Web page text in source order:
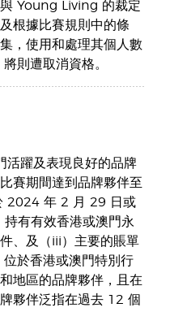
Young Living 的裁定
根據比賽規則中的條
，使用和處理其個人數
則遭取消資格。
躍及表現良好的品牌
賽期間達到品牌夥伴至
2024 年 2 月 29 日或
有有效香港或澳門永
、及（iii）主要的賬單
於香港或澳門特別行
地區的品牌夥伴，且在
夥伴泛指在過去 12 個